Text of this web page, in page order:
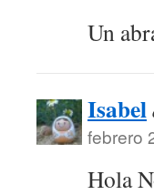
Un
Isabel
febrero
Hola